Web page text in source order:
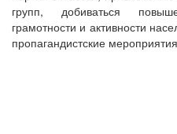
групп, добиваться
грамотности и активности
пропагандистские